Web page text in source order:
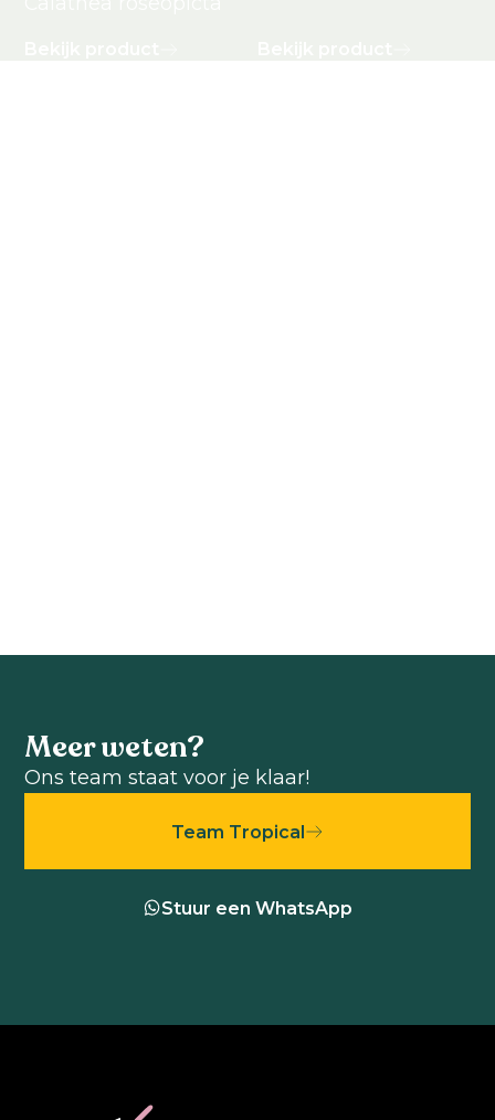
Meer weten?
Ons team staat voor je klaar!
Team Tropical
Stuur een WhatsApp